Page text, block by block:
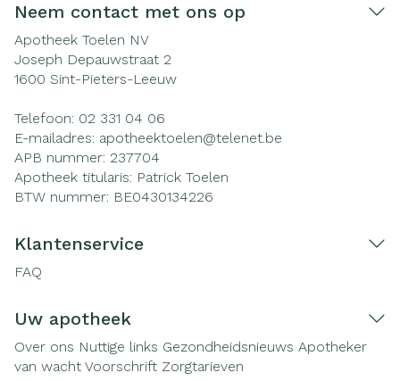
Neem contact met ons op
Apotheek Toelen NV
Joseph Depauwstraat 2
1600 Sint-Pieters-Leeuw
Telefoon: 02 331 04 06
E-mailadres: apotheektoelen@telenet.be
APB nummer: 237704
Apotheek titularis: Patrick Toelen
BTW nummer: BE0430134226
Klantenservice
FAQ
Uw apotheek
Over ons Nuttige links Gezondheidsnieuws Apotheker
van wacht Voorschrift Zorgtarieven